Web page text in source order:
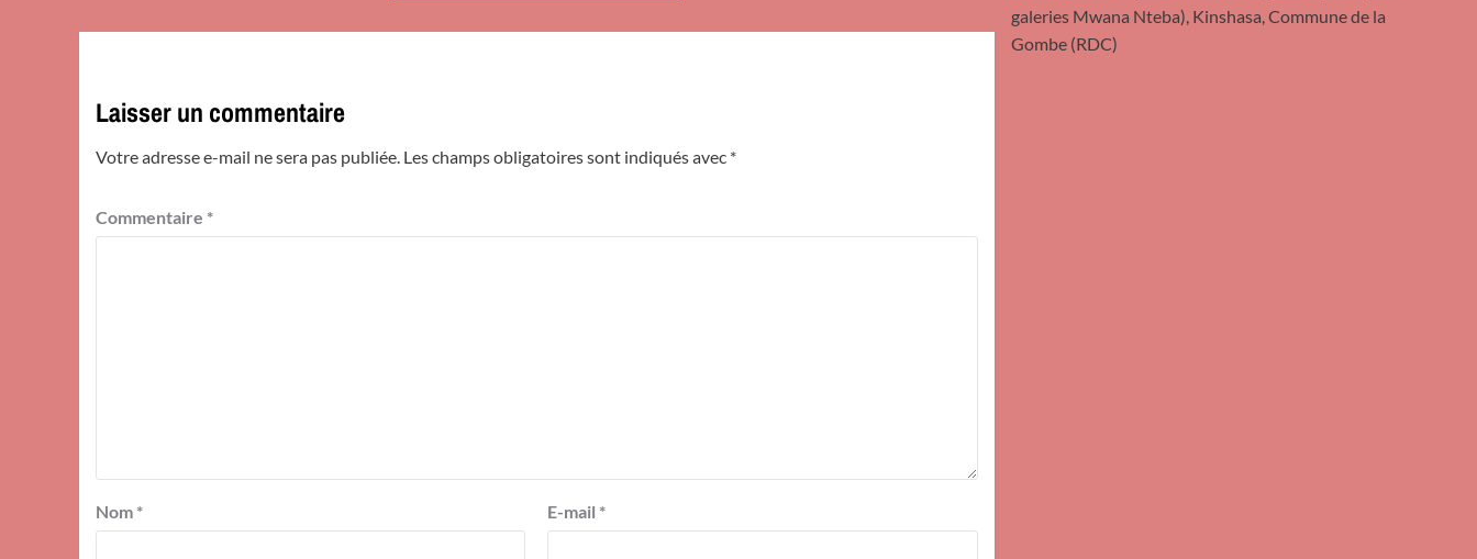
Laisser un commentaire
Votre adresse e-mail ne sera pas publiée. Les champs obligatoires sont indiqués avec *
Commentaire *
Nom * E-mail *
galeries Mwana Nteba), Kinshasa, Commune de la
Gombe (RDC)